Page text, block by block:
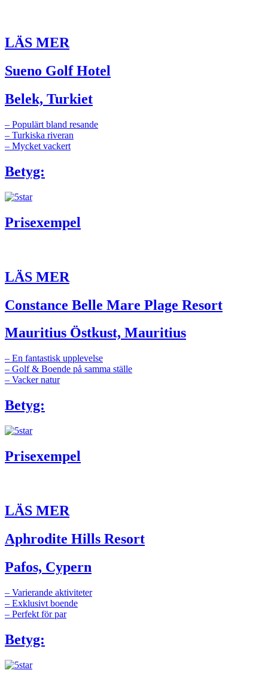
LÄS MER
Sueno Golf Hotel
Belek, Turkiet
– Populärt bland resande
– Turkiska riveran
– Mycket vackert
Betyg:
Prisexempel
LÄS MER
Constance Belle Mare Plage Resort
Mauritius Östkust, Mauritius
– En fantastisk upplevelse
– Golf & Boende på samma ställe
– Vacker natur
Betyg:
Prisexempel
LÄS MER
Aphrodite Hills Resort
Pafos, Cypern
– Varierande aktiviteter
– Exklusivt boende
– Perfekt för par
Betyg: